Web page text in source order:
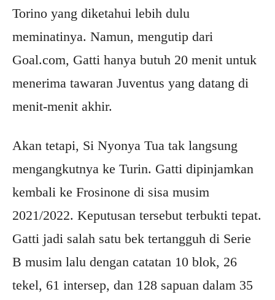
Torino yang diketahui lebih dulu
meminatinya. Namun, mengutip dari
Goal.com, Gatti hanya butuh 20 menit untuk
menerima tawaran Juventus yang datang di
menit-menit akhir.
Akan tetapi, Si Nyonya Tua tak langsung
mengangkutnya ke Turin. Gatti dipinjamkan
kembali ke Frosinone di sisa musim
2021/2022. Keputusan tersebut terbukti tepat.
Gatti jadi salah satu bek tertangguh di Serie
B musim lalu dengan catatan 10 blok, 26
tekel, 61 intersep, dan 128 sapuan dalam 35